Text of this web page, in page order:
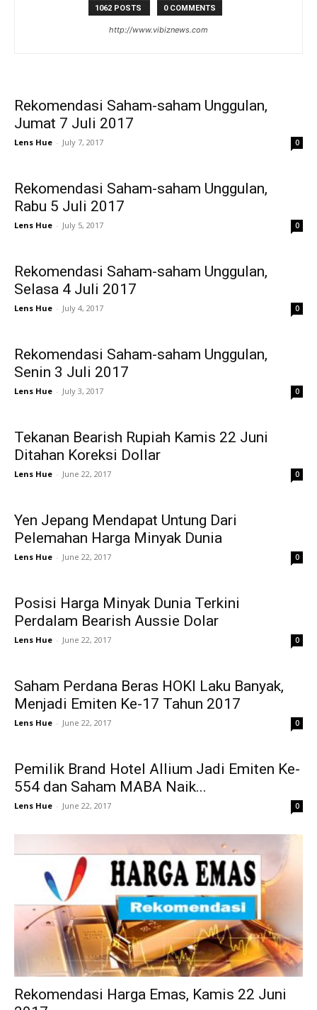
1062 POSTS 0 COMMENTS
http://www.vibiznews.com
Rekomendasi Saham-saham Unggulan,
Jumat 7 Juli 2017
Lens Hue - July 7, 2017 0
Rekomendasi Saham-saham Unggulan,
Rabu 5 Juli 2017
Lens Hue - July 5, 2017 0
Rekomendasi Saham-saham Unggulan,
Selasa 4 Juli 2017
Lens Hue - July 4, 2017 0
Rekomendasi Saham-saham Unggulan,
Senin 3 Juli 2017
Lens Hue - July 3, 2017 0
Tekanan Bearish Rupiah Kamis 22 Juni
Ditahan Koreksi Dollar
Lens Hue - June 22, 2017 0
Yen Jepang Mendapat Untung Dari
Pelemahan Harga Minyak Dunia
Lens Hue - June 22, 2017 0
Posisi Harga Minyak Dunia Terkini
Perdalam Bearish Aussie Dolar
Lens Hue - June 22, 2017 0
Saham Perdana Beras HOKI Laku Banyak,
Menjadi Emiten Ke-17 Tahun 2017
Lens Hue - June 22, 2017 0
Pemilik Brand Hotel Allium Jadi Emiten Ke-
554 dan Saham MABA Naik...
Lens Hue - June 22, 2017 0
Rekomendasi Harga Emas, Kamis 22 Juni